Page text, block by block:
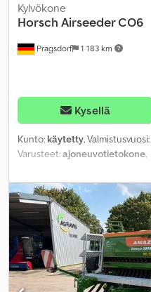
Pragsdorf 1 183 km
Kylvökone
Horsch Airseeder CO6
Kysellä
Kunto: käytetty, Valmistusvuosi:
Varusteet:ajoneuvotietokone,